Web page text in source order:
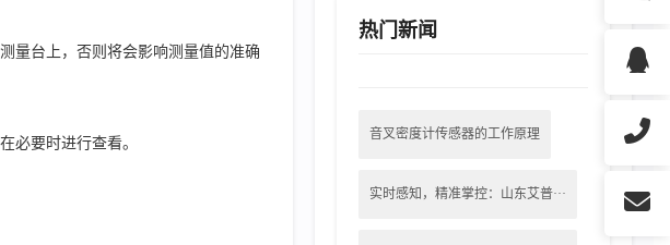
量台上，否则将会影响测量值的准确
必要时进行查看。
热门新闻
音叉密度计传感器的工作原理
实时感知，精准掌控：山东艾普···